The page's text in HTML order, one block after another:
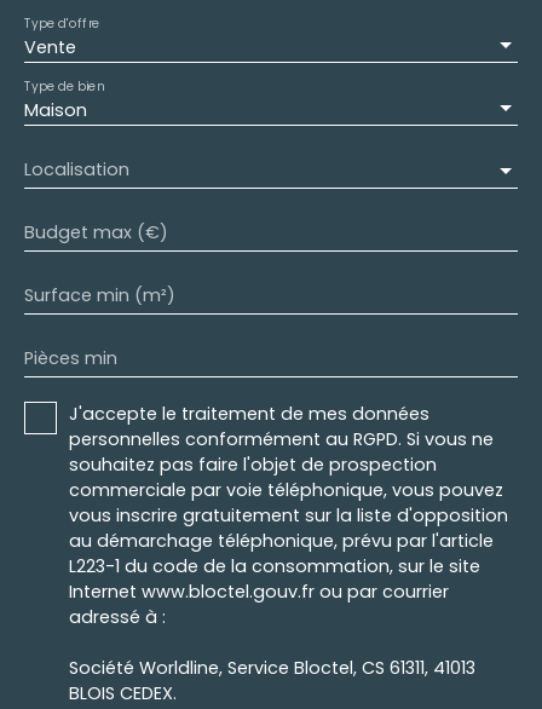
Vente
Type d'offre
Maison
Type de bien
Localisation
Budget max (€)
Surface min (m²)
Pièces min
J'accepte le traitement de mes données
personnelles conformément au RGPD. Si vous ne
souhaitez pas faire l'objet de prospection
commerciale par voie téléphonique, vous pouvez
vous inscrire gratuitement sur la liste d'opposition
au démarchage téléphonique, prévu par l'article
L223-1 du code de la consommation, sur le site
Internet www.bloctel.gouv.fr ou par courrier
adressé à :
Société Worldline, Service Bloctel, CS 61311, 41013
BLOIS CEDEX.